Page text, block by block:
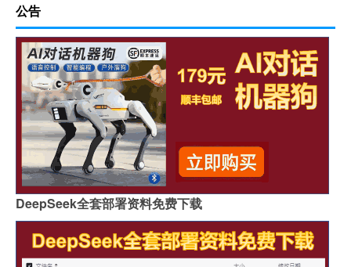
公告
DeepSeek全套部署资料免费下载